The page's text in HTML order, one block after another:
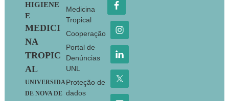
HIGIENE
E
MEDICI
NA
TROPIC
AL
UNIVERSIDA
DE NOVA DE
Medicina
Tropical
Cooperação
Portal de
Denúncias
UNL
Proteção de
dados